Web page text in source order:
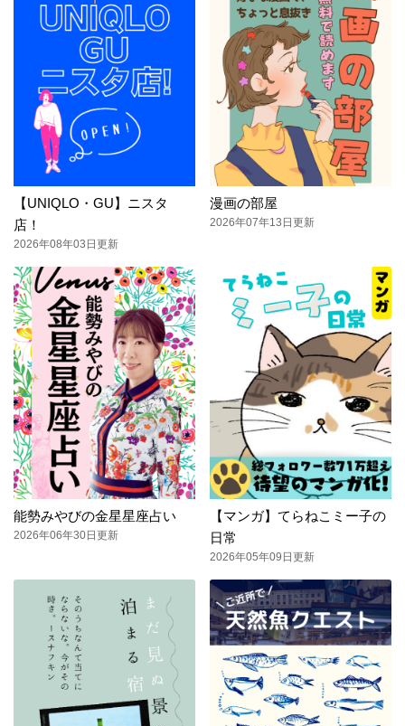
【UNIQLO・GU】ニスタ
店！
2026年08年03日更新
漫画の部屋
2026年07年13日更新
能勢みやびの金星星座占い
2026年06年30日更新
【マンガ】てらねこミー子の
日常
2026年05年09日更新